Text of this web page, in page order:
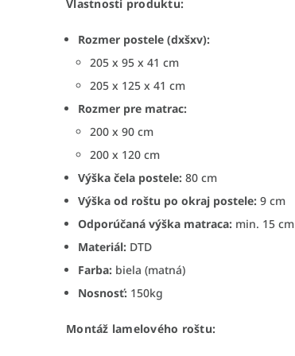
Vlastnosti produktu:
Rozmer postele (dxšxv):
205 x 95 x 41 cm
205 x 125 x 41 cm
Rozmer pre matrac:
200 x 90 cm
200 x 120 cm
Výška čela postele: 80 cm
Výška od roštu po okraj postele: 9 cm
Odporúčaná výška matraca: min. 15 cm
Materiál: DTD
Farba: biela (matná)
Nosnosť: 150kg
Montáž lamelového roštu: